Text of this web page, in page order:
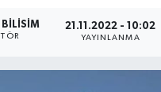
BILISIM 21.11.2022 - 10:02
YAYINLANMA